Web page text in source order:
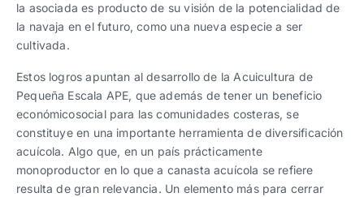
la asociada es producto de su visión de la potencialidad de
la navaja en el futuro, como una nueva especie a ser
cultivada.
Estos logros apuntan al desarrollo de la Acuicultura de
Pequeña Escala APE, que además de tener un beneficio
económicosocial para las comunidades costeras, se
constituye en una importante herramienta de diversificación
acuícola. Algo que, en un país prácticamente
monoproductor en lo que a canasta acuícola se refiere
resulta de gran relevancia. Un elemento más para cerrar